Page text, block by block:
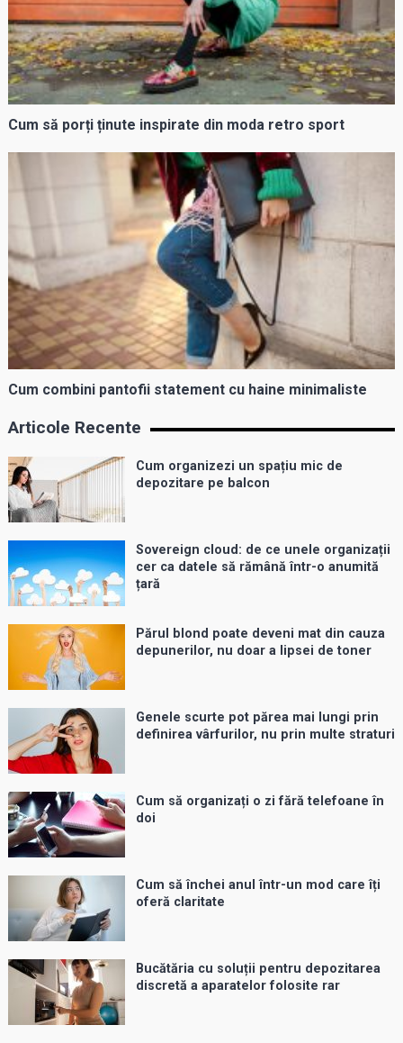
Cum să porți ținute inspirate din moda retro sport
Cum combini pantofii statement cu haine minimaliste
Articole Recente
Cum organizezi un spațiu mic de
depozitare pe balcon
Sovereign cloud: de ce unele organizații
cer ca datele să rămână într-o anumită
țară
Părul blond poate deveni mat din cauza
depunerilor, nu doar a lipsei de toner
Genele scurte pot părea mai lungi prin
definirea vârfurilor, nu prin multe straturi
Cum să organizați o zi fără telefoane în
doi
Cum să închei anul într-un mod care îți
oferă claritate
Bucătăria cu soluții pentru depozitarea
discretă a aparatelor folosite rar